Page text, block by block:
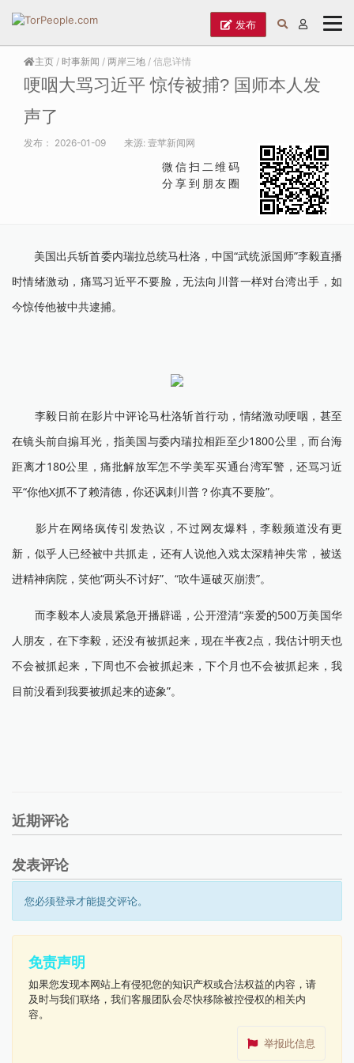
发布
主页 / 时事新闻 / 两岸三地 / 信息详情
哽咽大骂习近平 惊传被捕? 国师本人发
声了
发布： 2026-01-09 来源: 壹苹新闻网
微信扫二维码
分享到朋友圈
美国出兵斩首委内瑞拉总统马杜洛，中国“武统派国师”李毅直播
时情绪激动，痛骂习近平不要脸，无法向川普一样对台湾出手，如
今惊传他被中共逮捕。
李毅日前在影片中评论马杜洛斩首行动，情绪激动哽咽，甚至
在镜头前自搧耳光，指美国与委内瑞拉相距至少1800公里，而台海
距离才180公里，痛批解放军怎不学美军买通台湾军警，还骂习近
平“你他X抓不了赖清德，你还讽刺川普？你真不要脸”。
影片在网络疯传引发热议，不过网友爆料，李毅频道没有更
新，似乎人已经被中共抓走，还有人说他入戏太深精神失常，被送
进精神病院，笑他“两头不讨好”、“吹牛逼破灭崩溃”。
而李毅本人凌晨紧急开播辟谣，公开澄清“亲爱的500万美国华
人朋友，在下李毅，还没有被抓起来，现在半夜2点，我估计明天也
不会被抓起来，下周也不会被抓起来，下个月也不会被抓起来，我
目前没看到我要被抓起来的迹象”。
近期评论
发表评论
您必须登录才能提交评论。
免责声明
如果您发现本网站上有侵犯您的知识产权或合法权益的内容，请
及时与我们联络，我们客服团队会尽快移除被控侵权的相关内
容。
举报此信息